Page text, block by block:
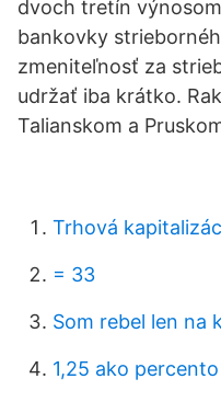
dvoch tretín
bankovky
zmeniteľnosť za
udržať iba krátko.
Talianskom a
Trhová
= 33
Som rebel len na
1,25 ako